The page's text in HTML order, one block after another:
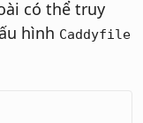
có thể truy
hình Caddyfile